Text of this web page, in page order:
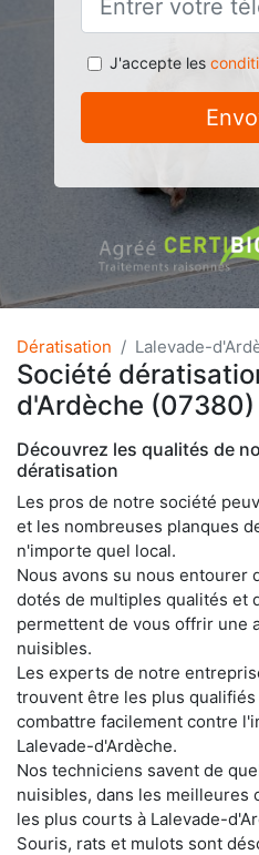
J'accepte les
Dératisation Lalevade-
Société
d'Ardèche (07380)
Découvrez les qualités de
dératisation
Les pros de notre société
et les nombreuses planques
n'importe quel local.
Nous avons su nous entourer
dotés de multiples qualités et
permettent de vous offrir une
nuisibles.
Les experts de notre
trouvent être les plus
combattre facilement contre
Lalevade-d'Ardèche.
Nos techniciens savent de
nuisibles, dans les meilleures
les plus courts à Lalevade-
Souris, rats et mulots sont